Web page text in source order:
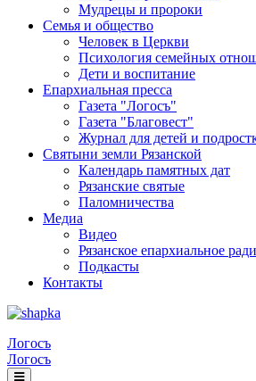
Мудрецы и пророки
Семья и общество
Человек в Церкви
Психология семейных
Дети и воспитание
Епархиальная пресса
Газета "Логосъ"
Газета "Благовест"
Журнал для детей и
Святыни земли Рязанской
Календарь памятных дат
Рязанские святые
Паломничества
Медиа
Видео
Рязанское епархиальное
Подкасты
Контакты
Логосъ
Логосъ